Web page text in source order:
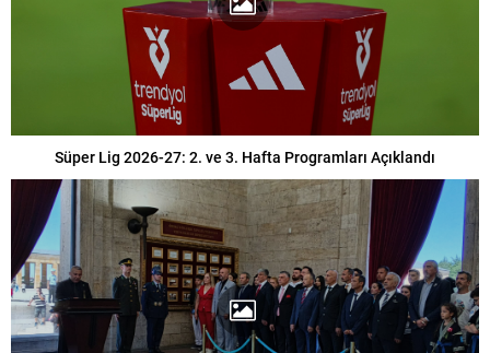
Süper Lig 2026-27: 2. ve 3. Hafta Programları Açıklandı